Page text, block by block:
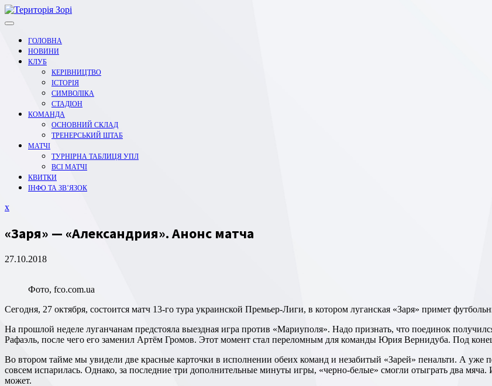
Перейти
до
ГОЛОВНА
НОВИНИ
КЛУБ
КЕРІВНИЦТВО
ІСТОРІЯ
СИМВОЛІКА
СТАДІОН
КОМАНДА
ОСНОВНИЙ СКЛАД
ТРЕНЕРСЬКИЙ ШТАБ
МАТЧІ
ТУРНІРНА ТАБЛИЦЯ УПЛ
ВСІ МАТЧІ
КВИТКИ
ІНФО ТА ЗВ’ЯЗОК
xЗакрити
«Заря» — «Александрия». Анонс матча
27.10.2018
Фото, fco.com.ua
Сегодня, 27 октября, состоится матч 13-го тура украинской Премьер-Лиги, в котором луганская «Заря» примет
На прошлой неделе луганчанам предстояла выездная игра против «Мариуполя». Надо признать, что поединок получился интересным. В первой половине первого тайма получил травму
Рафаэль, после чего его заменил Артём Громов. Этот момент стал переломным для команды Юрия Вернидуба. Под
Во втором тайме мы увидели две красные карточки в исполнении обеих команд и незабитый «Зарей» пенальти. А уже после третьего пропущенного мяча в ворота луганчан, интрига в матче
совсем испарилась. Однако, за последние три дополнительные минуты игры, «черно-белые» смогли отыграть два мяча.
может.